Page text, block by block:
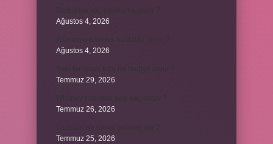
Ağustos 4, 2026
Ağustos 4, 2026
Temmuz 29, 2026
Temmuz 26, 2026
Temmuz 25, 2026